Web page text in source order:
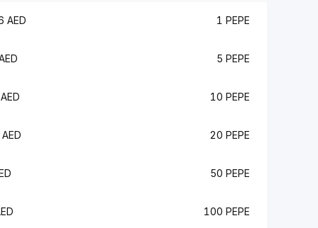
AED 1 PEPE
5 PEPE
10 PEPE
20 PEPE
50 PEPE
100 PEPE